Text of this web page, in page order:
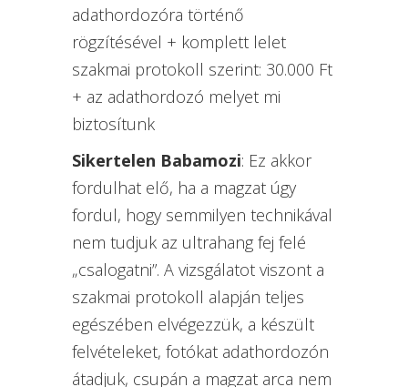
adathordozóra történő
rögzítésével + komplett lelet
szakmai protokoll szerint: 30.000 Ft
+ az adathordozó melyet mi
biztosítunk
Sikertelen Babamozi: Ez akkor
fordulhat elő, ha a magzat úgy
fordul, hogy semmilyen technikával
nem tudjuk az ultrahang fej felé
„csalogatni”. A vizsgálatot viszont a
szakmai protokoll alapján teljes
egészében elvégezzük, a készült
felvételeket, fotókat adathordozón
átadjuk, csupán a magzat arca nem